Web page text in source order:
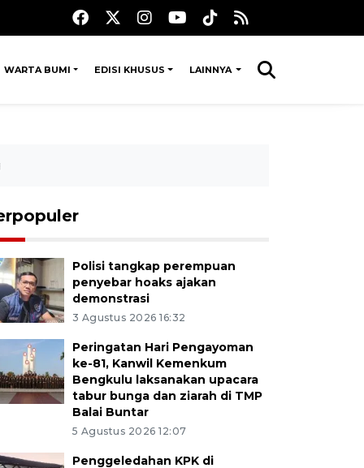
WARTA BUMI EDISI KHUSUS LAINNYA
Polisi tangkap perempuan
penyebar hoaks ajakan
demonstrasi
3 Agustus 2026 16:32
Peringatan Hari Pengayoman
ke-81, Kanwil Kemenkum
Bengkulu laksanakan upacara
tabur bunga dan ziarah di TMP
Balai Buntar
5 Agustus 2026 12:07
Penggeledahan KPK di